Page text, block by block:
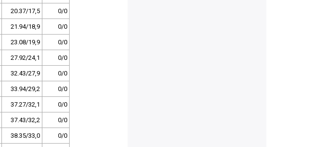
20.37/17,5 0/0
21.94/18,9 0/0
23.08/19,9 0/0
27.92/24,1 0/0
32.43/27,9 0/0
33.94/29,2 0/0
37.27/32,1 0/0
37.43/32,2 0/0
38.35/33,0 0/0